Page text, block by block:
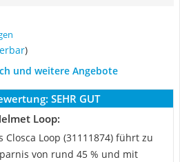
)
und weitere Angebote
SEHR GUT
Loop:
Loop (31111874) führt zu
von rund 45 % und mit